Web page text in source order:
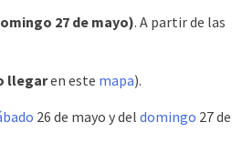
27 de mayo). A partir de las
llegaren este mapa).
26 de mayo y del domingo 27 de